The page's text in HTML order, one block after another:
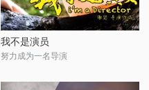
我不是演员
努力成为一名导演